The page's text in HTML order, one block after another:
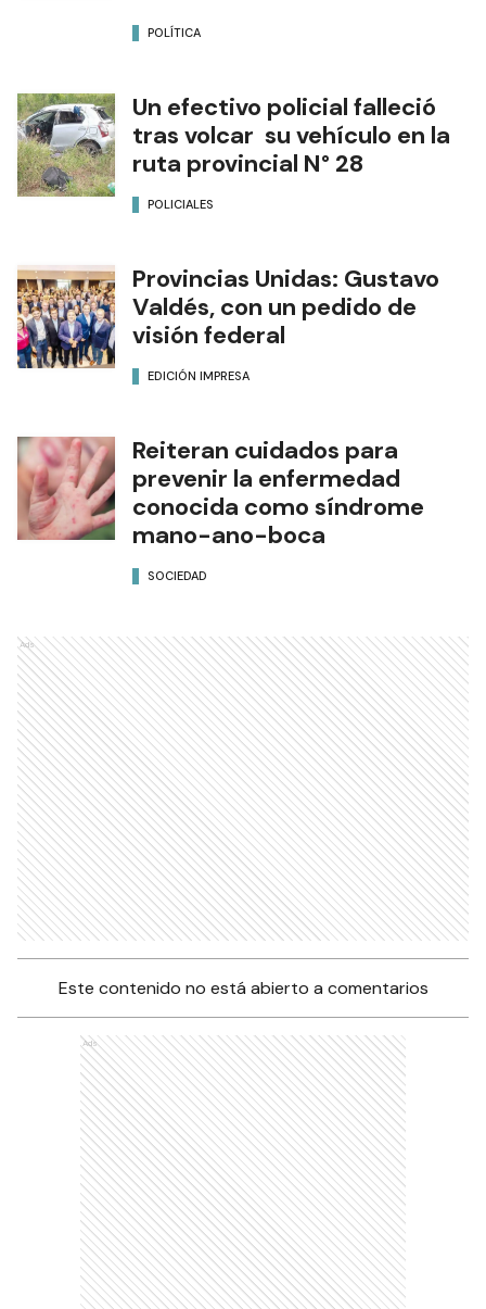
POLÍTICA
Un efectivo policial falleció
tras volcar su vehículo en la
ruta provincial N° 28
POLICIALES
Provincias Unidas: Gustavo
Valdés, con un pedido de
visión federal
EDICIÓN IMPRESA
Reiteran cuidados para
prevenir la enfermedad
conocida como síndrome
mano-ano-boca
SOCIEDAD
Ads
Este contenido no está abierto a comentarios
Ads